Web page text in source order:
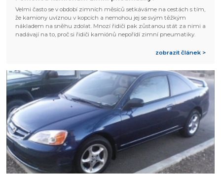
Velmi často se v období zimních měsíců setkáváme na cestách s tím,
že kamiony uvíznou v kopcích a nemohou jej se svým těžkým
nákladem na sněhu zdolat. Mnozí řidiči pak zůstanou stát za nimi a
nadávají na to, proč si řidiči kamiónů nepořídí zimní pneumatiky.
zobrazit článek >